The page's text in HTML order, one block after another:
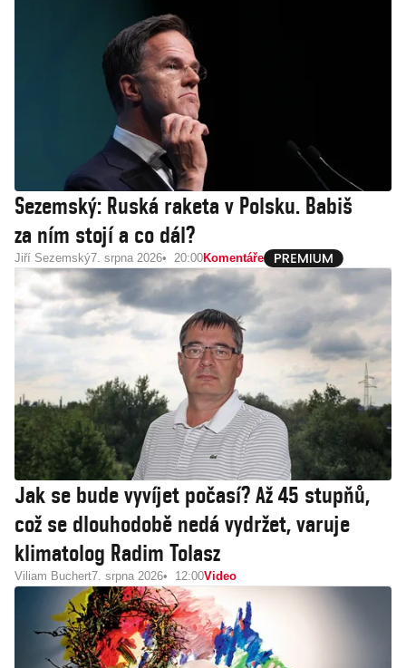
Sezemský: Ruská raketa v Polsku. Babiš
za ním stojí a co dál?
Jiří Sezemský7. srpna 2026 20:00Komentáře
Jak se bude vyvíjet počasí? Až 45 stupňů,
což se dlouhodobě nedá vydržet, varuje
klimatolog Radim Tolasz
Viliam Buchert7. srpna 2026 12:00Video